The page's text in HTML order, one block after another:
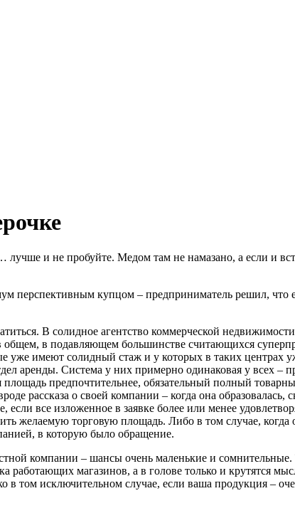
и не пробуйте. Медом там не намазано, а если и
перспективным купцом – предприниматель решил, что
В солидное агентство коммерческой
общем, в подавляющем большинстве считающихся
уже имеют солидный стаж и у которых в таких центрах
аренды. Система у них примерно одинаковая у всех
предпочтительнее, обязательный полный
рассказа о своей компании – когда она образовалась,
если все изложенное в заявке более или менее
желаемую торговую площадь. Либо в том случае, когда
в которую было обращение.
компании – шансы очень маленькие и сомнительные.
работающих магазинов, а в голове только и крутятся
том исключительном случае, если ваша продукция –